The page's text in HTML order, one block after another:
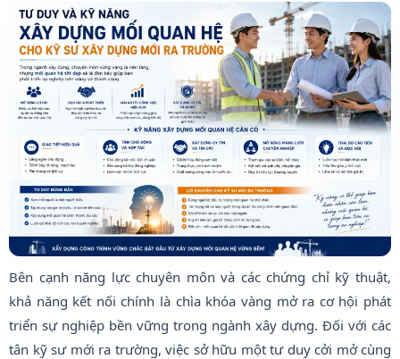
Bên cạnh năng lực chuyên môn và các chứng chỉ kỹ thuật,
khả năng kết nối chính là chìa khóa vàng mở ra cơ hội phát
triển sự nghiệp bền vững trong ngành xây dựng. Đối với các
tân kỹ sư mới ra trường, việc sở hữu một tư duy cởi mở cùng